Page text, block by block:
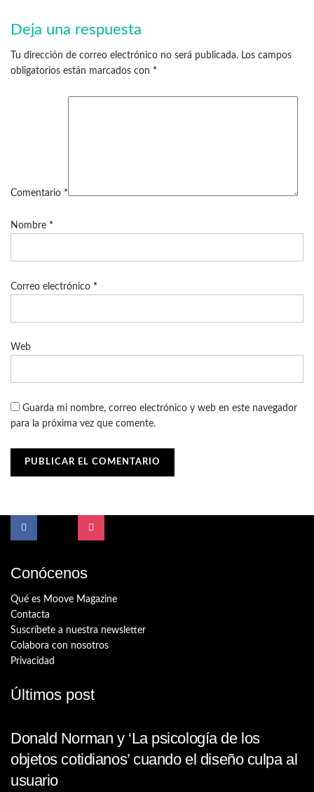
Deja una respuesta
Tu dirección de correo electrónico no será publicada. Los campos
obligatorios están marcados con *
Comentario *
Nombre *
Correo electrónico *
Web
Guarda mi nombre, correo electrónico y web en este navegador
para la próxima vez que comente.
Conócenos
Qué es Moove Magazine
Contacta
Suscríbete a nuestra newsletter
Colabora con nosotros
Privacidad
Últimos post
Donald Norman y ‘La psicología de los
objetos cotidianos’ cuando el diseño culpa al
usuario